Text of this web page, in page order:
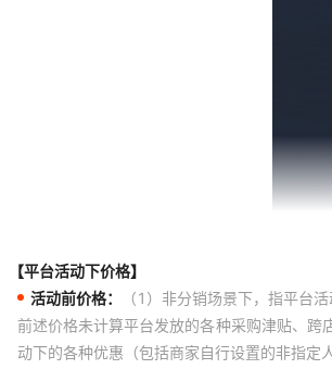
【平台活动下价格】
活动前价格：
（1）非分销场景下，指平台
前述价格未计算平台发放的各种采购津贴、
动下的各种优惠（包括商家自行设置的非指定